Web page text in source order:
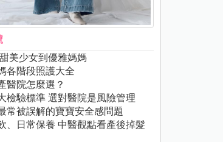
美少女到優雅媽媽
各階段照護大全
醫院怎麼選？
檢驗標準 選對醫院是風險管理
常被誤解的寶寶安全感問題
、日常保養 中醫觀點看產後掉髮